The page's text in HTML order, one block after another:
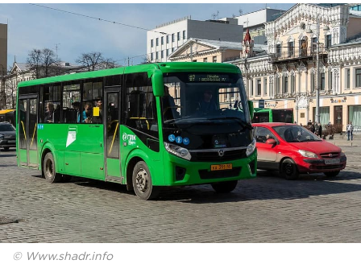
© Www.shadr.info